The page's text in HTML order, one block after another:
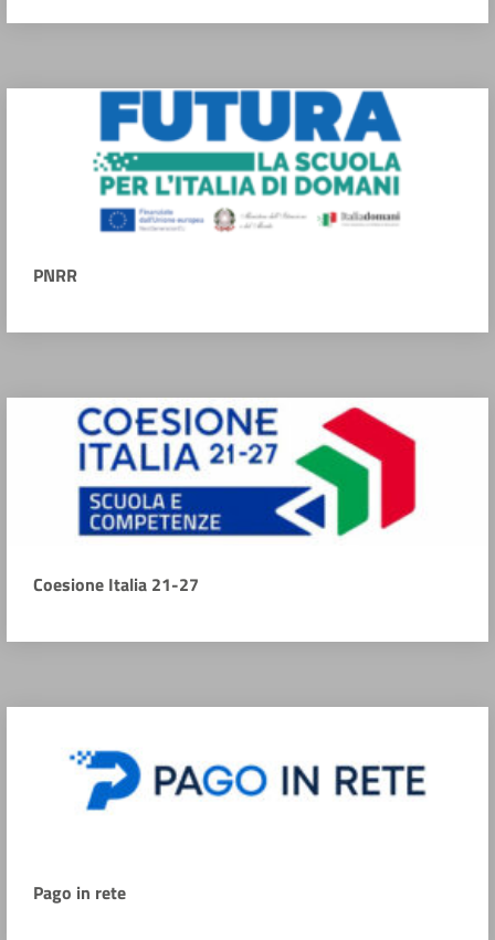
PNRR
Coesione Italia 21-27
Pago in rete